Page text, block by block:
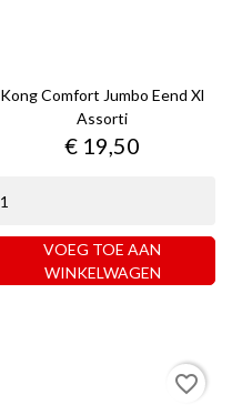
Kong Comfort Jumbo Eend Xl
Assorti
Prijs
€ 19,50
VOEG TOE AAN
WINKELWAGEN
favorite_border